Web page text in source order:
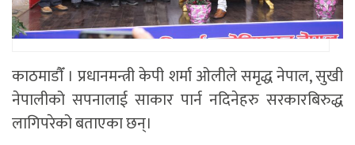
काठमाडाैँ । प्रधानमन्त्री केपी शर्मा ओलीले समृद्ध नेपाल, सुखी
नेपालीको सपनालाई साकार पार्न नदिनेहरु सरकारबिरुद्ध
लागिपरेको बताएका छन्।